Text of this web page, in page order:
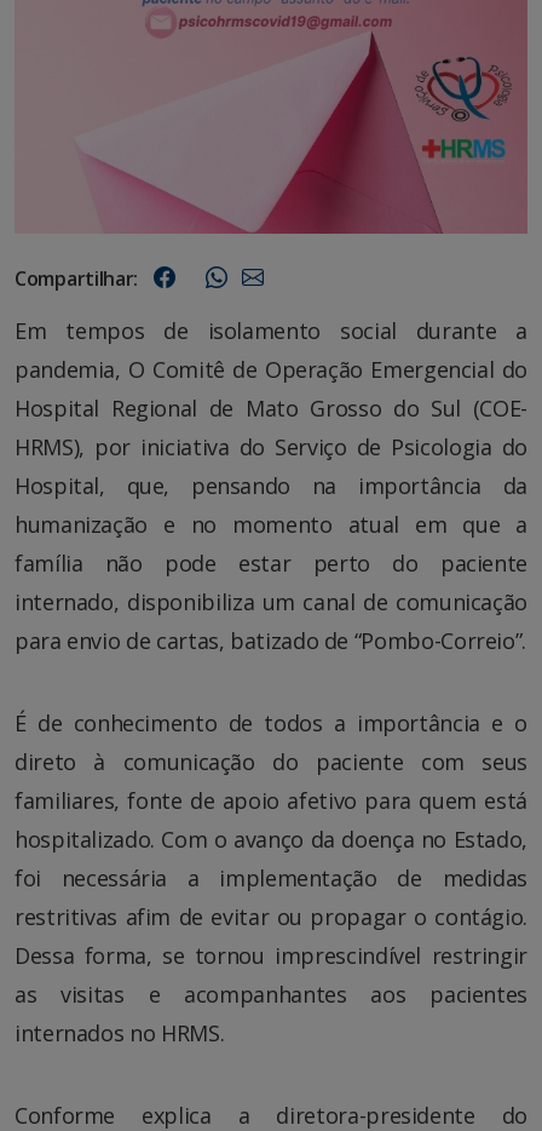
Compartilhar:
Em tempos de isolamento social durante a
pandemia, O Comitê de Operação Emergencial do
Hospital Regional de Mato Grosso do Sul (COE-
HRMS), por iniciativa do Serviço de Psicologia do
Hospital, que, pensando na importância da
humanização e no momento atual em que a
família não pode estar perto do paciente
internado, disponibiliza um canal de comunicação
para envio de cartas, batizado de “Pombo-Correio”.
É de conhecimento de todos a importância e o
direto à comunicação do paciente com seus
familiares, fonte de apoio afetivo para quem está
hospitalizado. Com o avanço da doença no Estado,
foi necessária a implementação de medidas
restritivas afim de evitar ou propagar o contágio.
Dessa forma, se tornou imprescindível restringir
as visitas e acompanhantes aos pacientes
internados no HRMS.
Conforme explica a diretora-presidente do